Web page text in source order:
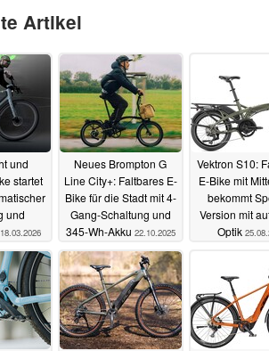
Artikel
und
startet
und
18.03.2026
Neues Brompton G
Line City+: Faltbares E-
Bike für die Stadt mit 4-
Gang-Schaltung und
345-Wh-Akku 22.10.2025
Vektron S10:
E-Bike mit
bekommt
Version mit
Optik